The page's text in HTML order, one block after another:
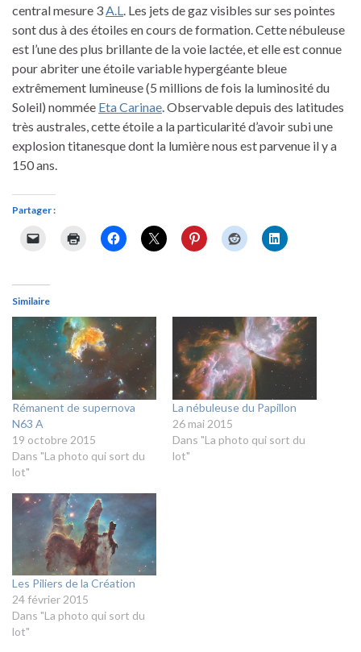
central mesure 3A.L. Les jets de gaz visibles sur ses pointes
sont dus à des étoiles en cours de formation. Cette nébuleuse
est l’une des plus brillante de la voie lactée, et elle est connue
pour abriter une étoile variable hypergéante bleue
extrêmement lumineuse (5 millions de fois la luminosité du
Soleil) nommée Eta Carinae. Observable depuis des latitudes
très australes, cette étoile a la particularité d’avoir subi une
explosion titanesque dont la lumière nous est parvenue il y a
150 ans.
Partager :
Similaire
Rémanent de supernova
N63 A
19 octobre 2015
Dans "La photo qui sort du
lot"
La nébuleuse du Papillon
26 mai 2015
Dans "La photo qui sort du
lot"
Les Piliers de la Création
24 février 2015
Dans "La photo qui sort du
lot"